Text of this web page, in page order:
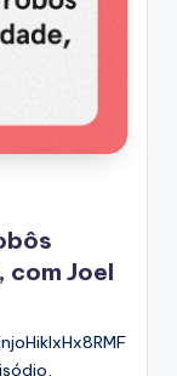
Joel